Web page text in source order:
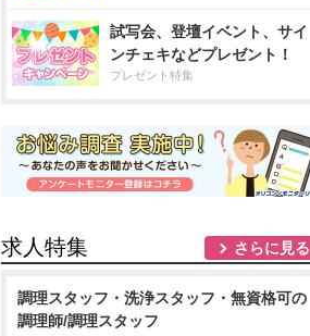
試写会、登壇イベント、サイ
ンチェキなどプレゼント！
プレゼント特集
求人特集 さらに見る
調理スタッフ・洗浄スタッフ・無資格可の
調理師/調理スタッフ